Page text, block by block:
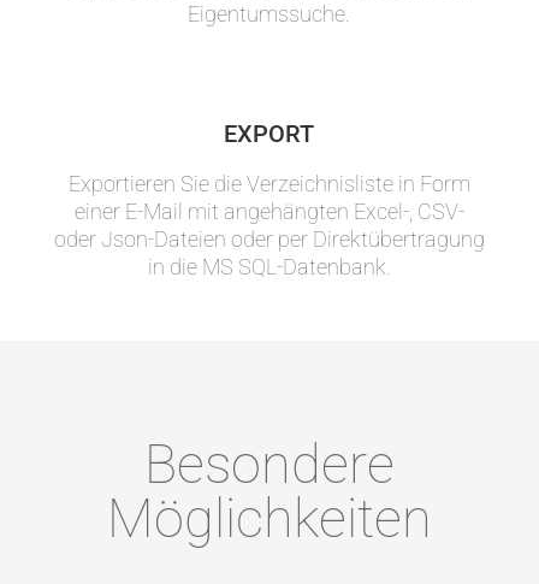
Eigentumssuche.
EXPORT
Exportieren Sie die Verzeichnisliste in Form
einer E-Mail mit angehängten Excel-, CSV-
oder Json-Dateien oder per Direktübertragung
in die MS SQL-Datenbank.
Besondere
Möglichkeiten